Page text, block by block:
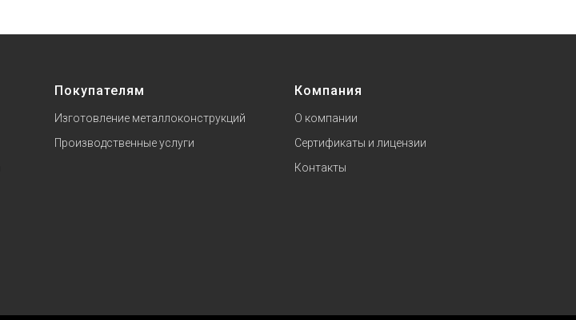
Покупателям
Изготовление металлоконструкций
Производственные услуги
Компания
О компании
Сертификаты и лицензии
Контакты